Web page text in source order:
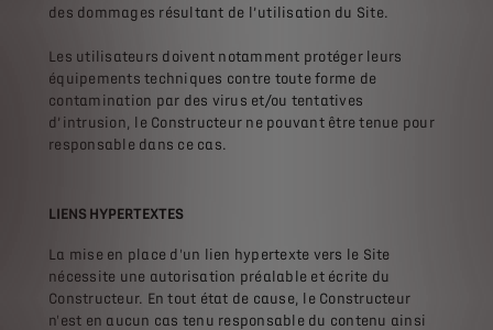
des dommages résultant de l’utilisation du Site.
Les utilisateurs doivent notamment protéger leurs
équipements techniques contre toute forme de
contamination par des virus et/ou tentatives
d’intrusion, le Constructeur ne pouvant être tenue pour
responsable dans ce cas.
LIENS HYPERTEXTES
La mise en place d'un lien hypertexte vers le Site
nécessite une autorisation préalable et écrite du
Constructeur. En tout état de cause, le Constructeur
n'est en aucun cas tenu responsable du contenu ainsi